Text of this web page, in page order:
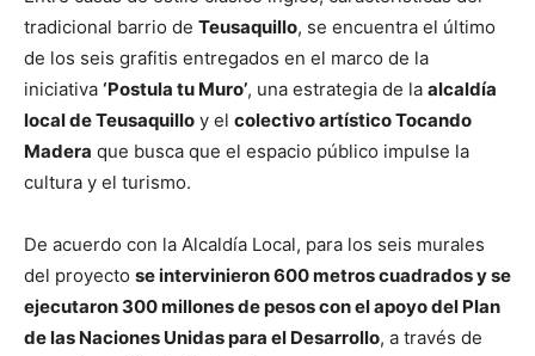
tradicional barrio de Teusaquillo, se encuentra el último
de los seis grafitis entregados en el marco de la
iniciativa ‘Postula tu Muro’, una estrategia de la alcaldía
local de Teusaquillo y el colectivo artístico Tocando
Madera que busca que el espacio público impulse la
cultura y el turismo.
De acuerdo con la Alcaldía Local, para los seis murales
del proyecto se intervinieron 600 metros cuadrados y se
ejecutaron 300 millones de pesos con el apoyo del Plan
de las Naciones Unidas para el Desarrollo, a través de